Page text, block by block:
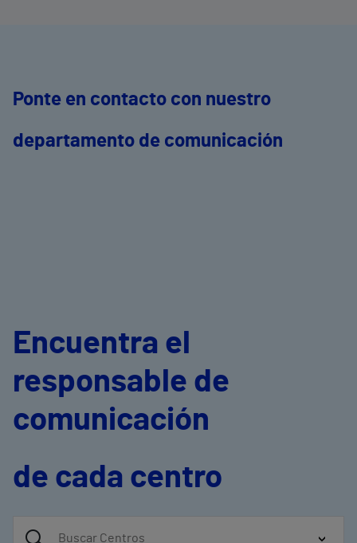
Ponte en contacto con nuestro
departamento de comunicación
Encuentra el
responsable de
comunicación
de cada centro